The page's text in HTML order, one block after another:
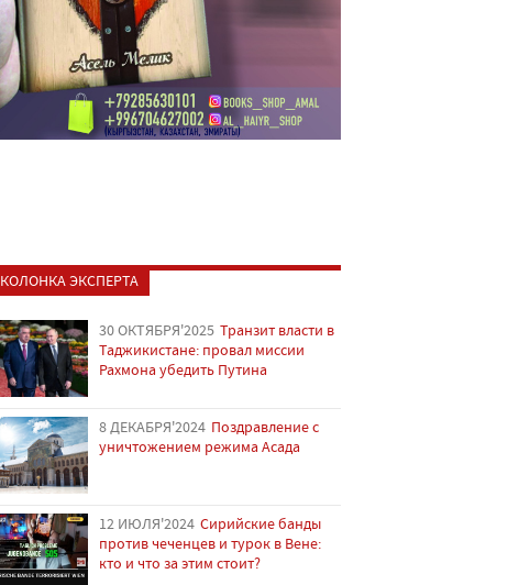
КОЛОНКА ЭКСПЕРТА
30 ОКТЯБРЯ'2025 Транзит власти в
Таджикистане: провал миссии
Рахмона убедить Путина
8 ДЕКАБРЯ'2024 Поздравление с
уничтожением режима Асада
12 ИЮЛЯ'2024 Сирийские банды
против чеченцев и турок в Вене:
кто и что за этим стоит?